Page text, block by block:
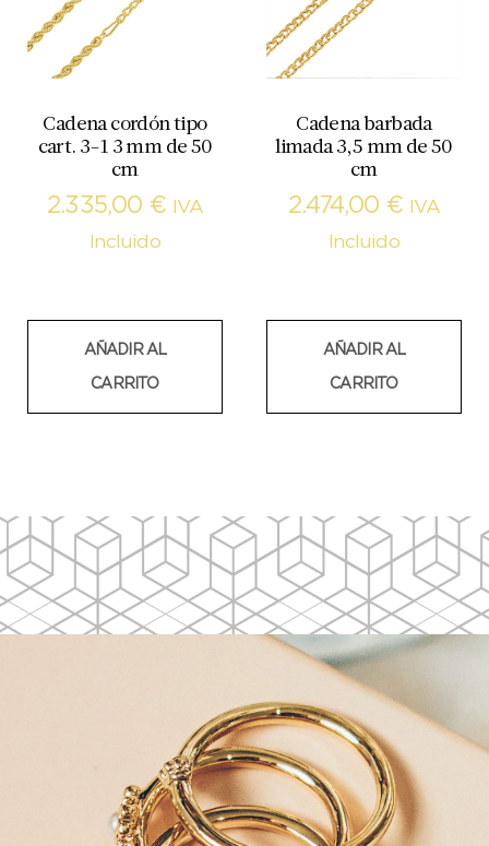
Cadena cordón tipo
cart. 3-1 3 mm de 50
cm
2.335,00 €
IVA
Incluido
AÑADIR AL
CARRITO
Cadena barbada
limada 3,5 mm de 50
cm
2.474,00 €
IVA
Incluido
AÑADIR AL
CARRITO